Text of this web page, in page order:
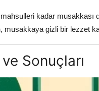
kadar musakkası
musakkaya gizli bir lezzet
Sonuçları